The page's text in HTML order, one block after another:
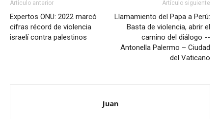
Artículo anterior
Expertos ONU: 2022 marcó
cifras récord de violencia
israelí contra palestinos
Artículo siguiente
Llamamiento del Papa a Perú:
Basta de violencia, abrir el
camino del diálogo --
Antonella Palermo – Ciudad
del Vaticano
Juan